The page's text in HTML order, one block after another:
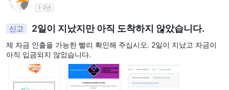
1-2년
신고 2일이 지났지만 아직 도착하지 않았습니다.
제 자금 인출을 가능한 빨리 확인해 주십시오. 2일이 지났고 자금이
아직 입금되지 않았습니다.